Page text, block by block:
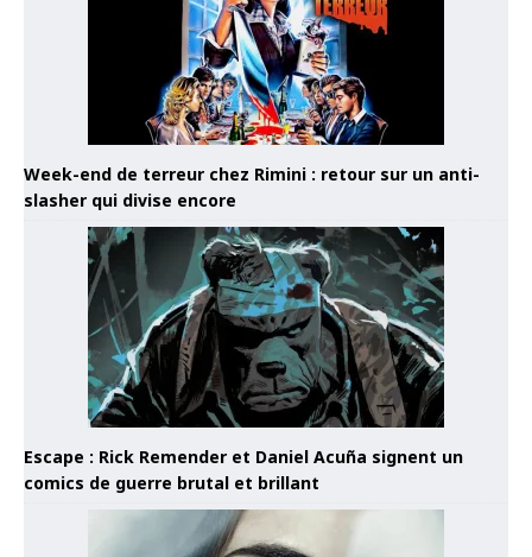
Week-end de terreur chez Rimini : retour sur un anti-
slasher qui divise encore
Escape : Rick Remender et Daniel Acuña signent un
comics de guerre brutal et brillant